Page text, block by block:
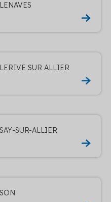
SUR ALLIER
SUR-ALLIER